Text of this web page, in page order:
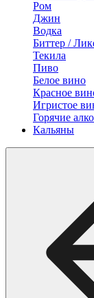
Ром
Джин
Водка
Биттер /
Текила
Пиво
Белое вино
Красное
Игристое
Горячие
Кальяны